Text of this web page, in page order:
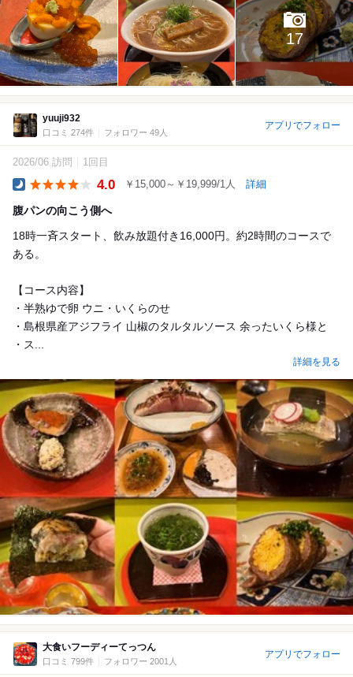
17
yuuji932
口コミ 274件 フォロワー 49人
アプリでフォロー
2026/06 訪問 1回目
4.0 ￥15,000～￥19,999/1人 詳細
腹パンの向こう側へ
18時一斉スタート、飲み放題付き16,000円。約2時間のコースで
ある。
【コース内容】
・半熟ゆで卵 ウニ・いくらのせ
・島根県産アジフライ 山椒のタルタルソース 余ったいくら様と
・ス...
詳細を見る
大食いフーディーてっつん
口コミ 799件 フォロワー 2001人
アプリでフォロー